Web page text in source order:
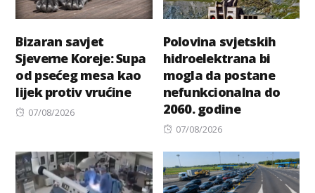
Bizaran savjet
Sjeverne Koreje: Supa
od psećeg mesa kao
lijek protiv vrućine
Posted
07/08/2026
Polovina svjetskih
hidroelektrana bi
mogla da postane
nefunkcionalna do
2060. godine
Posted
07/08/2026